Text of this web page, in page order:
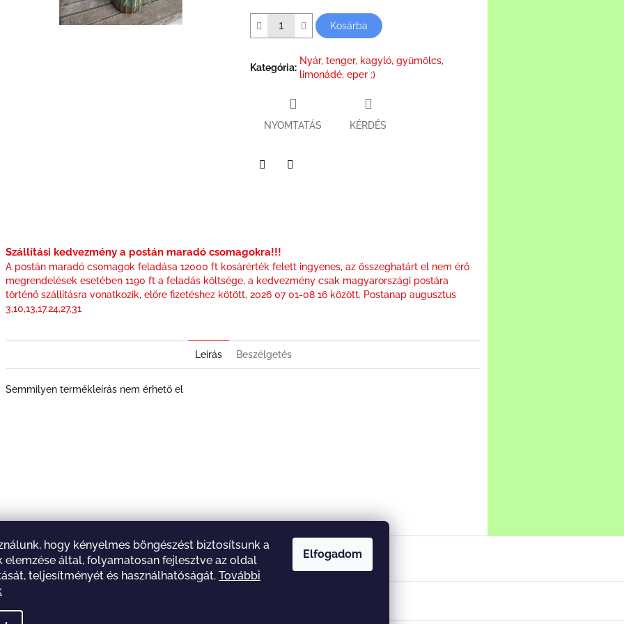
hogy kényelmes böngészést biztosítsunk a
elemzése által, folyamatosan fejlesztve az oldal
teljesítményét és használhatóságát. További
Elfogadom
Kosárba
Kategória:
Nyár, tenger, kagyló, gyümölcs,
limonádé, eper :)
NYOMTATÁS KÉRDÉS
Szállítási kedvezmény a postán maradó csomagokra!!!
A postán maradó csomagok feladása 12000 ft kosárérték felett ingyenes, az összeghatárt el nem érő
megrendelések esetében 1190 ft a feladás költsége, a kedvezmény csak magyarországi postára
történő szállításra vonatkozik, előre fizetéshez kötött, 2026 07 01-08 16 között. Postanap augusztus
3,10,13,17.24,27,31
Leírás Beszélgetés
Semmilyen termékleírás nem érhető el
A Manóművek Facebookja